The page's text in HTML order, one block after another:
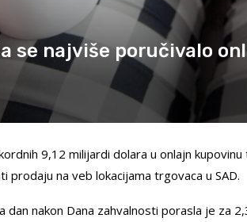
se najviše poručivalo
9,12 milijardi dolara u onlajn
prodaju na veb lokacijama trgovaca u SAD.
dan nakon Dana zahvalnosti porasla je za